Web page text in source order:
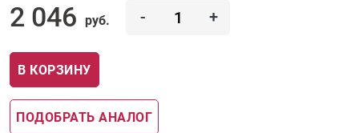
2 046 руб. - +
В КОРЗИНУ
ПОДОБРАТЬ АНАЛОГ